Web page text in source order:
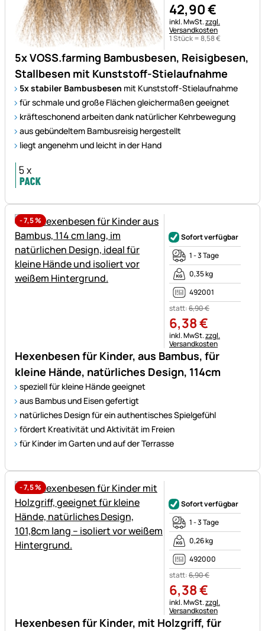
5x VOSS.farming Bambusbesen, Reisigbesen,
Stallbesen mit Kunststoff-Stielaufnahme
5x stabiler Bambusbesen mit Kunststoff-Stielaufnahme
für schmale und große Flächen gleichermaßen geeignet
kräfteschonend arbeiten dank natürlicher Kehrbewegung
aus gebündeltem Bambusreisig hergestellt
liegt angenehm und leicht in der Hand
42,90€
Steuerhinweis:
inkl. MwSt.zzgl.
Versandkosten
1 Stück =8,58€
-7,5%
Hexenbesen für Kinder, aus Bambus, für
kleine Hände, natürliches Design, 114cm
speziell für kleine Hände geeignet
aus Bambus und Eisen gefertigt
natürliches Design für ein authentisches Spielgefühl
fördert Kreativität und Aktivität im Freien
für Kinder im Garten und auf der Terrasse
Sofort verfügbar
1 - 3 Tage
0,35 kg
492001
statt:6,90€
6,38€
Steuerhinweis:
inkl. MwSt.zzgl.
Versandkosten
-7,5%
Hexenbesen für Kinder, mit Holzgriff, für
Sofort verfügbar
1 - 3 Tage
0,26 kg
492000
statt:6,90€
6,38€
Steuerhinweis:
inkl. MwSt.zzgl.
Versandkosten